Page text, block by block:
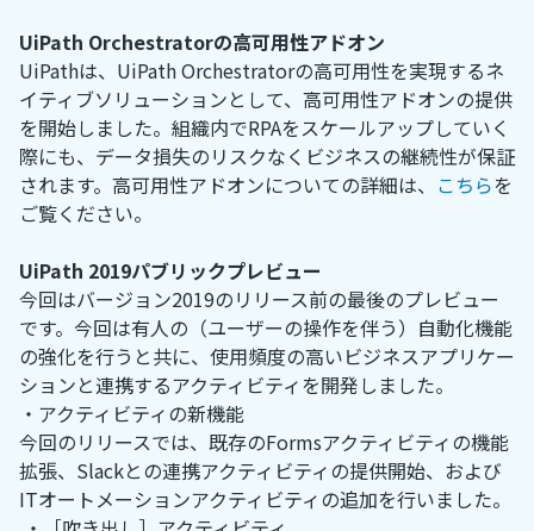
UiPath Orchestratorの高可用性アドオン
UiPathは、UiPath Orchestratorの高可用性を実現するネ
イティブソリューションとして、高可用性アドオンの提供
を開始しました。組織内でRPAをスケールアップしていく
際にも、データ損失のリスクなくビジネスの継続性が保証
されます。高可用性アドオンについての詳細は、 こちらを
ご覧ください。
UiPath 2019パブリックプレビュー
今回はバージョン2019のリリース前の最後のプレビュー
です。今回は有人の（ユーザーの操作を伴う）自動化機能
の強化を行うと共に、使用頻度の高いビジネスアプリケー
ションと連携するアクティビティを開発しました。
・アクティビティの新機能
今回のリリースでは、既存のFormsアクティビティの機能
拡張、Slackとの連携アクティビティの提供開始、および
ITオートメーションアクティビティの追加を行いました。